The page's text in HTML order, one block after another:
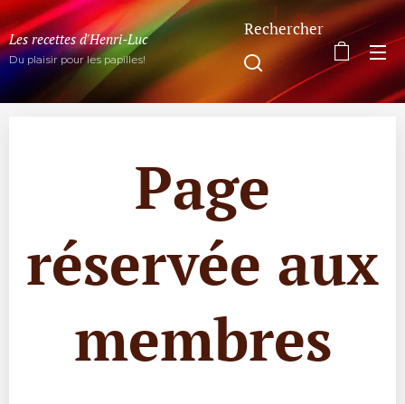
Les recettes d'Henri-Luc
Du plaisir pour les papilles!
Rechercher
Page
réservée aux
membres